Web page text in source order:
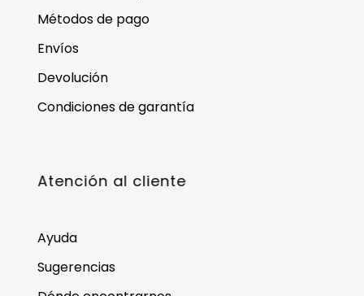
Métodos de pago
Envíos
Devolución
Condiciones de garantía
Atención al cliente
Ayuda
Sugerencias